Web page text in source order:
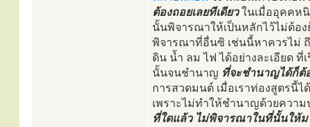
ต้องถอยเลยทีเดียวในเมื่ออุคคหนิ
นั้นพิจารณาให้เป็นหลักไว้ไม่ต้อ
พิจารณาที่อื่นซิ เช่นนี้หาควรไม่
ดิน น้ำ ลม ไฟ ได้อย่างละเอียด
นั้นจนชำนาญ ที่จะชำนาญได้ก็ต้
การสวดมนต์ เมื่อเราท่องสูตรนี้ไ
เพราะไม่ทำให้ชำนาญด้วยควา
ที่ใดแล้ว ไม่พิจารณาในที่นั้นให้ม